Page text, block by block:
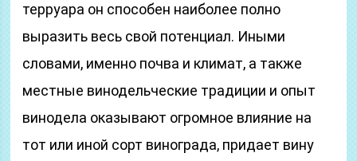
терруара он способен наиболее полно
выразить весь свой потенциал. Иными
словами, именно почва и климат, а также
местные винодельческие традиции и опыт
винодела оказывают огромное влияние на
тот или иной сорт винограда, придает вину